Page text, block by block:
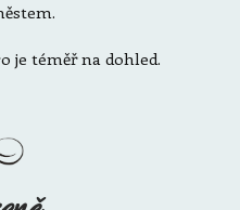
je téměř na dohled.